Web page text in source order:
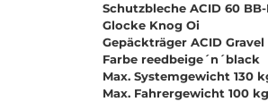
Schutzbleche ACID 60
Glocke Knog Oi
Gepäckträger ACID Gravel
Farbe reedbeige´n´black
Max. Systemgewicht 130
Max. Fahrergewicht 100 kg